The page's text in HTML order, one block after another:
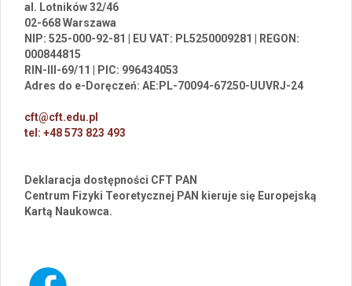
al. Lotników 32/46
02-668 Warszawa
NIP: 525-000-92-81 | EU VAT: PL5250009281 | REGON:
000844815
RIN-III-69/11 | PIC: 996434053
Adres do e-Doręczeń: AE:PL-70094-67250-UUVRJ-24
cft@cft.edu.pl
tel: +48 573 823 493
Deklaracja dostępności CFT PAN
Centrum Fizyki Teoretycznej PAN kieruje się Europejską
Kartą Naukowca.